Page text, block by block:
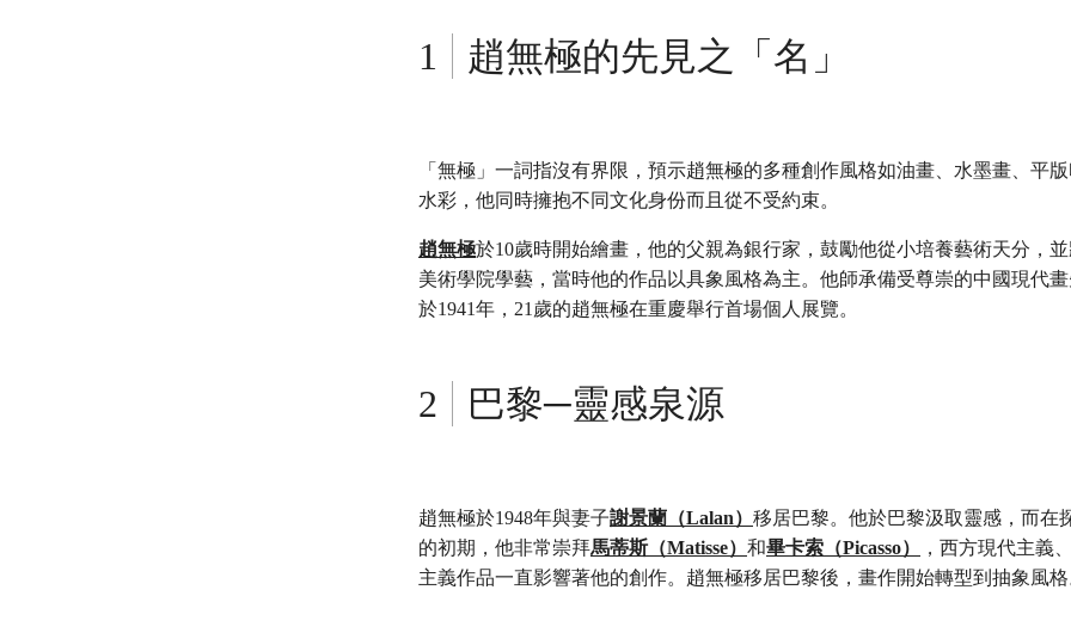
趙無極的先見之「名」
「無極」一詞指沒有界限，預示趙無極的多種創作風格如油畫、水墨畫、平
水彩，他同時擁抱不同文化身份而且從不受約束。
趙無極於10歲時開始繪畫，他的父親為銀行家，鼓勵他從小培養藝術天分，
美術學院學藝，當時他的作品以具象風格為主。他師承備受尊崇的中國現代
於1941年，21歲的趙無極在重慶舉行首場個人展覽。
巴黎─靈感泉源
趙無極於1948年與妻子謝景蘭（Lalan） 移居巴黎。他於巴黎汲取靈感，而在
的初期，他非常崇拜馬蒂斯（Matisse） 和畢卡索（Picasso）
，西方現代主義
主義作品一直影響著他的創作。趙無極移居巴黎後，畫作開始轉型到抽象風格